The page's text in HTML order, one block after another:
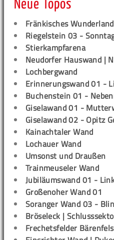
Neue Topos
Fränkisches Wunderland
Riegelstein 03 -
Stierkampfarena
Neudorfer Hauswand |
Lochbergwand
Erinnerungswand 01 -
Buchenstein 01 -
Giselawand 01 -
Giselawand 02 - Opitz
Kainachtaler Wand
Lochauer Wand
Umsonst und Draußen
Trainmeuseler Wand
Jubiläumswand 01 -
Großenoher Wand 01
Soranger Wand 03 -
Bröseleck |
Frechetsfelder